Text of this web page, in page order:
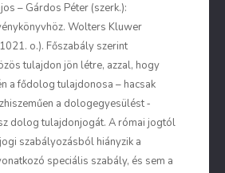
– Gárdos Péter (szerk.):
Wolters Kluwer
o.). Főszabály szerint
tulajdon jön létre, azzal, hogy
a fődolog tulajdonosa – hacsak
a dologegyesülést ‑
dolog tulajdonjogát. A római jogtól
szabályozásból hiányzik a
speciális szabály, és sem a